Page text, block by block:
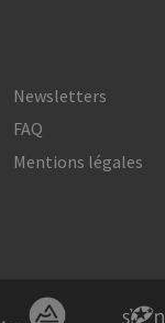
Newsletters
FAQ
Mentions légales